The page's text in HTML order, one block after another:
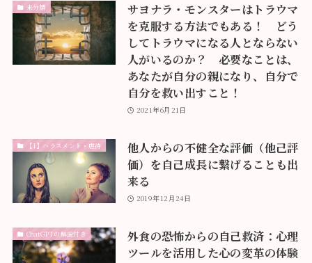
未分類
サヨナラ・モンスターはトラウマ
を克服する方法でもある！ どう
してトラウマになる人とならない
人がいるのか？ 必要なことは、
あなたが自分の親になり、自分で
自分を救い出すこと！
2021年6月21日
【1】ハラスメント・虐待
他人からの不健全な評価（他己評
価）を自己成長に繋げることも出
来る
2019年12月24日
ChatGPTの解説付き
外食の恐怖からの自己救済：心理
ツールを活用した心の変革の体験